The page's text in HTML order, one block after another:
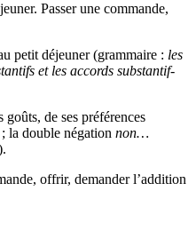
Passer une commande,
petit déjeuner (grammaire : les
et les accords substantif-
goûts, de ses préférences
; la double négation non…
offrir, demander l’addition